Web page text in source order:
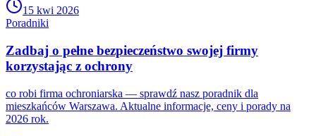
15 kwi 2026
Poradniki
Zadbaj o pełne bezpieczeństwo swojej firmy
korzystając z ochrony
co robi firma ochroniarska — sprawdź nasz poradnik dla
mieszkańców Warszawa. Aktualne informacje, ceny i porady na
2026 rok.